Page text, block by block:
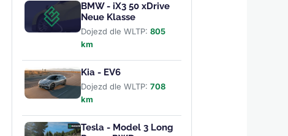
BMW - iX3 50 xDrive
Neue Klasse
Dojezd dle WLTP: 805
km
Kia - EV6
Dojezd dle WLTP: 708
km
Tesla - Model 3 Long